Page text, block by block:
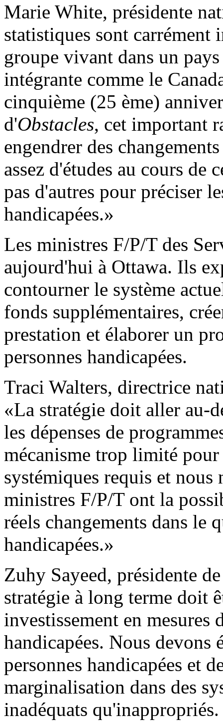
Marie White, présidente
statistiques sont carrément
groupe vivant dans un
intégrante comme le
cinquième (25 ème)
d'Obstacles, cet important
engendrer des
assez d'études au cours de
pas d'autres pour préciser
handicapées.»
Les ministres F/P/T des
aujourd'hui à Ottawa. Ils
contourner le système
fonds supplémentaires,
prestation et élaborer un
personnes handicapées.
Traci Walters, directrice
«La stratégie doit aller au-
les dépenses de
mécanisme trop limité pour
systémiques requis et
ministres F/P/T ont la
réels changements dans le
handicapées.»
Zuhy Sayeed, présidente
stratégie à long terme doit
investissement en mesures
handicapées. Nous devons
personnes handicapées et
marginalisation dans des
inadéquats